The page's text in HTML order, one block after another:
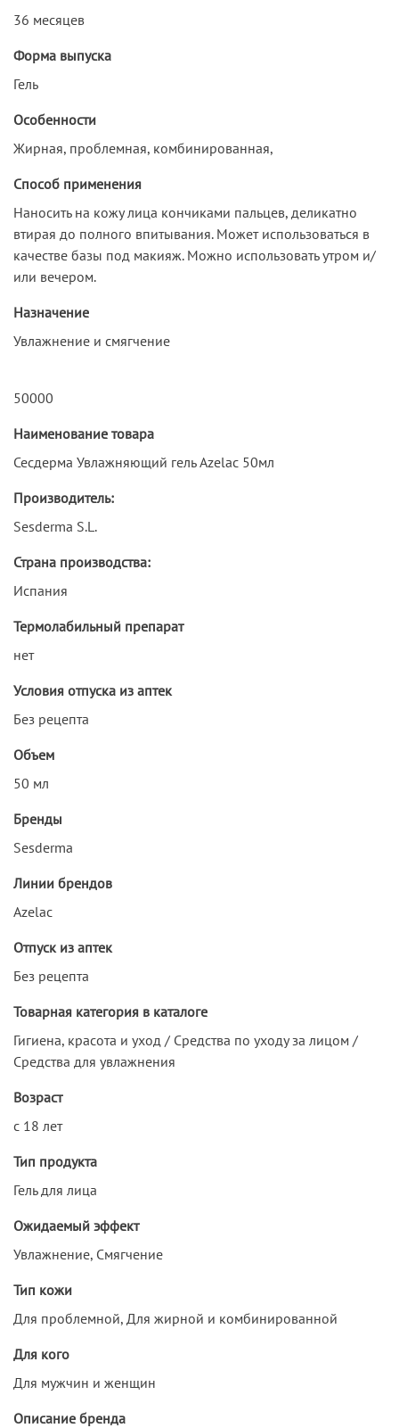
36 месяцев
Форма выпуска
Гель
Особенности
Жирная, проблемная, комбинированная,
Способ применения
Наносить на кожу лица кончиками пальцев, деликатно
втирая до полного впитывания. Может использоваться в
качестве базы под макияж. Можно использовать утром и/
или вечером.
Назначение
Увлажнение и смягчение
50000
Наименование товара
Сесдерма Увлажняющий гель Azelac 50мл
Производитель:
Sesderma S.L.
Страна производства:
Испания
Термолабильный препарат
нет
Условия отпуска из аптек
Без рецепта
Объем
50 мл
Бренды
Sesderma
Линии брендов
Azelac
Отпуск из аптек
Без рецепта
Товарная категория в каталоге
Гигиена, красота и уход / Средства по уходу за лицом /
Средства для увлажнения
Возраст
с 18 лет
Тип продукта
Гель для лица
Ожидаемый эффект
Увлажнение, Смягчение
Тип кожи
Для проблемной, Для жирной и комбинированной
Для кого
Для мужчин и женщин
Описание бренда